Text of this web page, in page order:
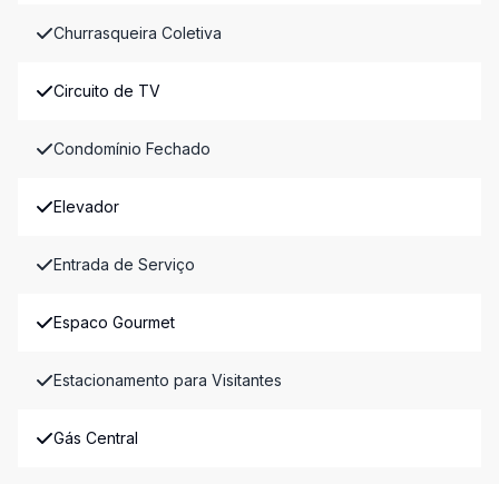
Churrasqueira Coletiva
Circuito de TV
Condomínio Fechado
Elevador
Entrada de Serviço
Espaco Gourmet
Estacionamento para Visitantes
Gás Central